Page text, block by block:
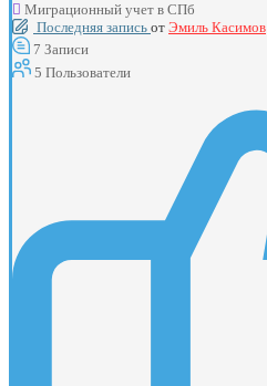
Миграционный учет в СПб
Последняя запись от Эмиль Касимов
7 Записи
5 Пользователи